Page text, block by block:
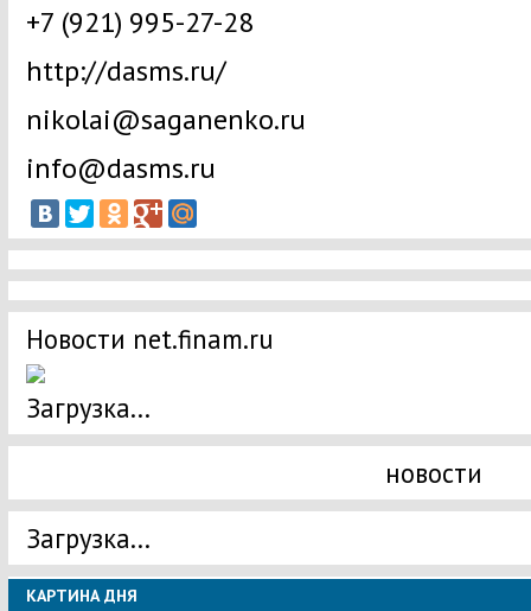
+7 (921) 995-27-28
http://dasms.ru/
nikolai@saganenko.ru
info@dasms.ru
Новости net.finam.ru
Загрузка...
новости
Загрузка...
КАРТИНА ДНЯ